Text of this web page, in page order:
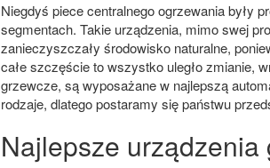
Niegdyś piece centralnego ogrzewania były
segmentach. Takie urządzenia, mimo swej
zanieczyszczały środowisko naturalne,
całe szczęście to wszystko uległo zmianie,
grzewcze, są wyposażane w najlepszą
rodzaje, dlatego postaramy się państwu
Najlepsze urządzenia